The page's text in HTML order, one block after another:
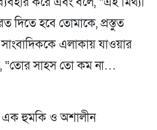
দিতে হবে তোমাকে, প্রস্তুত
এলাকায় যাওয়ার
“তোর সাহস তো কম না…
এক হুমকি ও অশালীন